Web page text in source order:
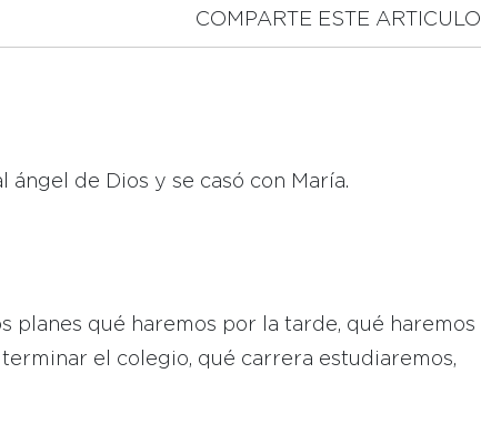
COMPARTE ESTE ARTICULO
ángel de Dios y se casó con María.
planes qué haremos por la tarde, qué haremos
el colegio, qué carrera estudiaremos,